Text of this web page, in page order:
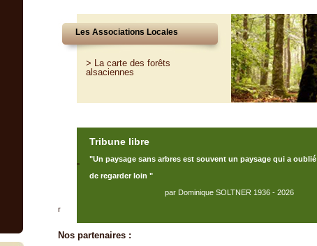
Les Associations Locales
> La carte des forêts
alsaciennes
"
Tribune libre
"Un paysage sans arbres est souvent un paysage qui a oublié
de regarder loin "
par Dominique SOLTNER 1936 - 2026
r
Nos partenaires :